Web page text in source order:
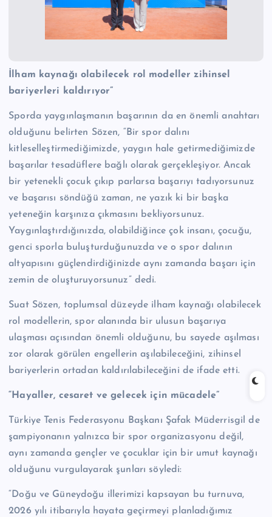
İlham kaynağı olabilecek rol modeller zihinsel
bariyerleri kaldırıyor”
Sporda yaygınlaşmanın başarının da en önemli anahtarı
olduğunu belirten Sözen, “Bir spor dalını
kitleselleştirmediğimizde, yaygın hale getirmediğimizde
başarılar tesadüflere bağlı olarak gerçekleşiyor. Ancak
bir yetenekli çocuk çıkıp parlarsa başarıyı tadıyorsunuz
ve başarısı söndüğü zaman, ne yazık ki bir başka
yeteneğin karşınıza çıkmasını bekliyorsunuz.
Yaygınlaştırdığınızda, olabildiğince çok insanı, çocuğu,
genci sporla buluşturduğunuzda ve o spor dalının
altyapısını güçlendirdiğinizde aynı zamanda başarı için
zemin de oluşturuyorsunuz” dedi.
Suat Sözen, toplumsal düzeyde ilham kaynağı olabilecek
rol modellerin, spor alanında bir ulusun başarıya
ulaşması açısından önemli olduğunu, bu sayede aşılması
zor olarak görülen engellerin aşılabileceğini, zihinsel
bariyerlerin ortadan kaldırılabileceğini de ifade etti.
“Hayaller, cesaret ve gelecek için mücadele”
Türkiye Tenis Federasyonu Başkanı Şafak Müderrisgil de
şampiyonanın yalnızca bir spor organizasyonu değil,
aynı zamanda gençler ve çocuklar için bir umut kaynağı
olduğunu vurgulayarak şunları söyledi:
“Doğu ve Güneydoğu illerimizi kapsayan bu turnuva,
2026 yılı itibarıyla hayata geçirmeyi planladığımız